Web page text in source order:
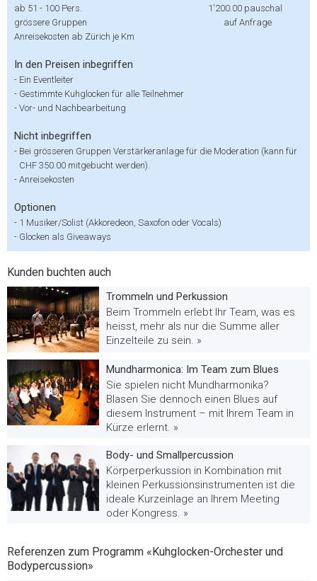
ab 51 - 100 Pers.
1'200.00 pauschal
grössere Gruppen
auf Anfrage
Anreisekosten ab Zürich je Km
In den Preisen inbegriffen
- Ein Eventleiter
- Gestimmte Kuhglocken für alle Teilnehmer
- Vor- und Nachbearbeitung
Nicht inbegriffen
- Bei grösseren Gruppen Verstärkeranlage für die Moderation (kann für
CHF 350.00 mitgebucht werden).
- Anreisekosten
Optionen
- 1 Musiker/Solist (Akkoredeon, Saxofon oder Vocals)
- Glocken als Giveaways
Kunden buchten auch
Trommeln und Perkussion
Beim Trommeln erlebt Ihr Team, was es
heisst, mehr als nur die Summe aller
Einzelteile zu sein. »
Mundharmonica: Im Team zum Blues
Sie spielen nicht Mundharmonika?
Blasen Sie dennoch einen Blues auf
diesem Instrument – mit Ihrem Team in
Kürze erlernt. »
Body- und Smallpercussion
Körperperkussion in Kombination mit
kleinen Perkussionsinstrumenten ist die
ideale Kurzeinlage an Ihrem Meeting
oder Kongress. »
Referenzen zum Programm «Kuhglocken-Orchester und
Bodypercussion»